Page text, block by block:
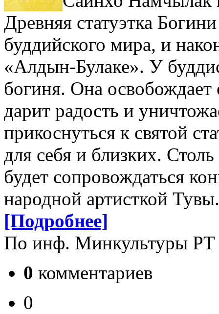
Древняя статуэтка
буддийского мира, и
«Алдын-Булаке». У
богиня. Она освобождает
дарит радость и
прикоснуться к святой
для себя и близких.
будет сопровождаться
народной артисткой Тувы.
[Подробнее]
По инф. Минкультуры РТ
0 комментариев
0